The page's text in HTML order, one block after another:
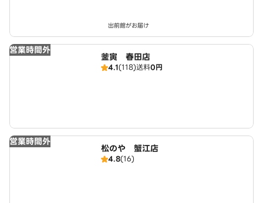
出前館がお届け
営業時間外
釜寅 春田店
4.1(118)送料0円
営業時間外
松のや 蟹江店
4.8(16)